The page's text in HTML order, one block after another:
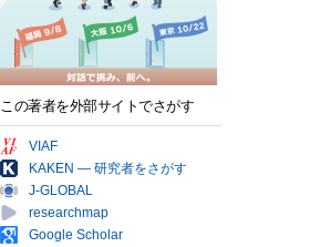
この著者を外部サイトでさがす
VIAF
KAKEN — 研究者をさがす
J-GLOBAL
researchmap
Google Scholar